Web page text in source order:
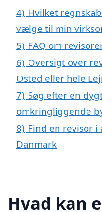
4) Hvilket
vælge til min
5) FAQ om
6) Oversigt over
Osted eller hele
7) Søg efter en
omkringliggende
8) Find en revisor i
Danmark
Hvad kan